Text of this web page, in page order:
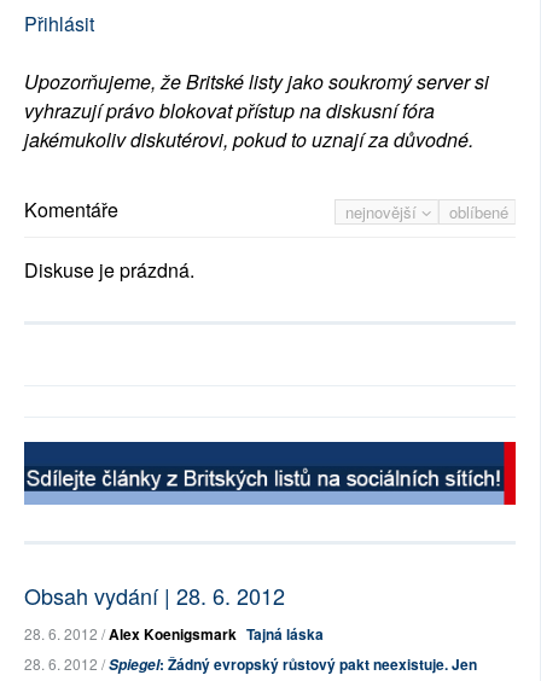
Přihlásit
Upozorňujeme, že Britské listy jako soukromý server si
vyhrazují právo blokovat přístup na diskusní fóra
jakémukoliv diskutérovi, pokud to uznají za důvodné.
nejnovější oblíbené
Komentáře
Diskuse je prázdná.
Obsah vydání | 28. 6. 2012
28. 6. 2012 /Alex Koenigsmark Tajná láska
28. 6. 2012 /Spiegel: Žádný evropský růstový pakt neexistuje. Jen